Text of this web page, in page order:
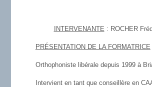
INTERVENANTE : ROCHER
PRÉSENTATION DE LA FORMATRICE
Orthophoniste libérale depuis 1999 à
Intervient en tant que conseillère en